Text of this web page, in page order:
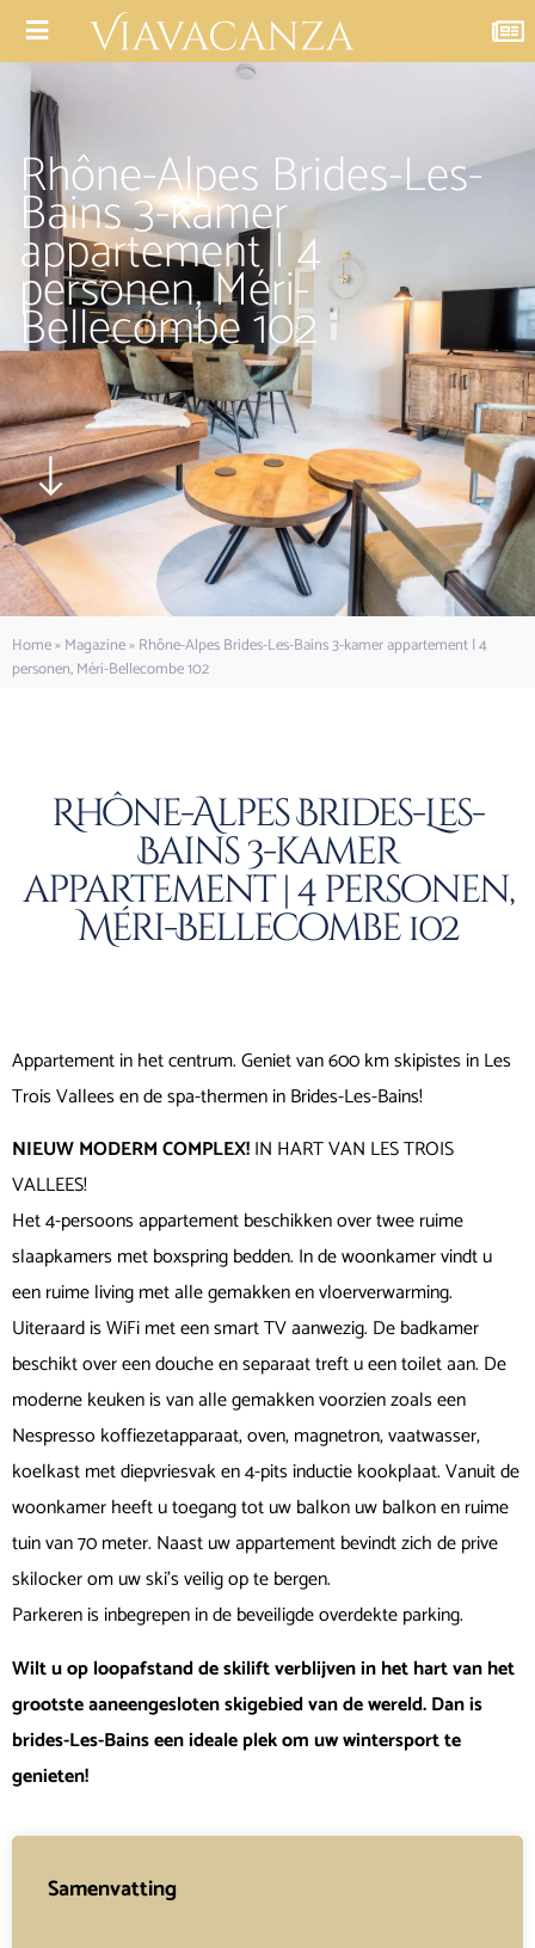
Rhône-Alpes Brides-Les-
Bains 3-kamer
appartement | 4
personen, Méri-
Bellecombe 102
Home»Magazine»Rhône-Alpes Brides-Les-Bains 3-kamer appartement | 4
personen, Méri-Bellecombe 102
Rhône-Alpes Brides-Les-
Bains 3-kamer
appartement | 4 personen,
Méri-Bellecombe 102
Appartement in het centrum. Geniet van 600 km skipistes in Les
Trois Vallees en de spa-thermen in Brides-Les-Bains!
NIEUW MODERM COMPLEX!IN HART VAN LES TROIS
VALLEES!
Het 4-persoons appartement beschikken over twee ruime
slaapkamers met boxspring bedden. In de woonkamer vindt u
een ruime living met alle gemakken en vloerverwarming.
Uiteraard is WiFi met een smart TV aanwezig. De badkamer
beschikt over een douche en separaat treft u een toilet aan. De
moderne keuken is van alle gemakken voorzien zoals een
Nespresso koffiezetapparaat, oven, magnetron, vaatwasser,
koelkast met diepvriesvak en 4-pits inductie kookplaat. Vanuit de
woonkamer heeft u toegang tot uw balkon uw balkon en ruime
tuin van 70 meter. Naast uw appartement bevindt zich de prive
skilocker om uw ski’s veilig op te bergen.
Parkeren is inbegrepen in de beveiligde overdekte parking.
Wilt u op loopafstand de skilift verblijven in het hart van het
grootste aaneengesloten skigebied van de wereld. Dan is
brides-Les-Bains een ideale plek om uw wintersport te
genieten!
Samenvatting